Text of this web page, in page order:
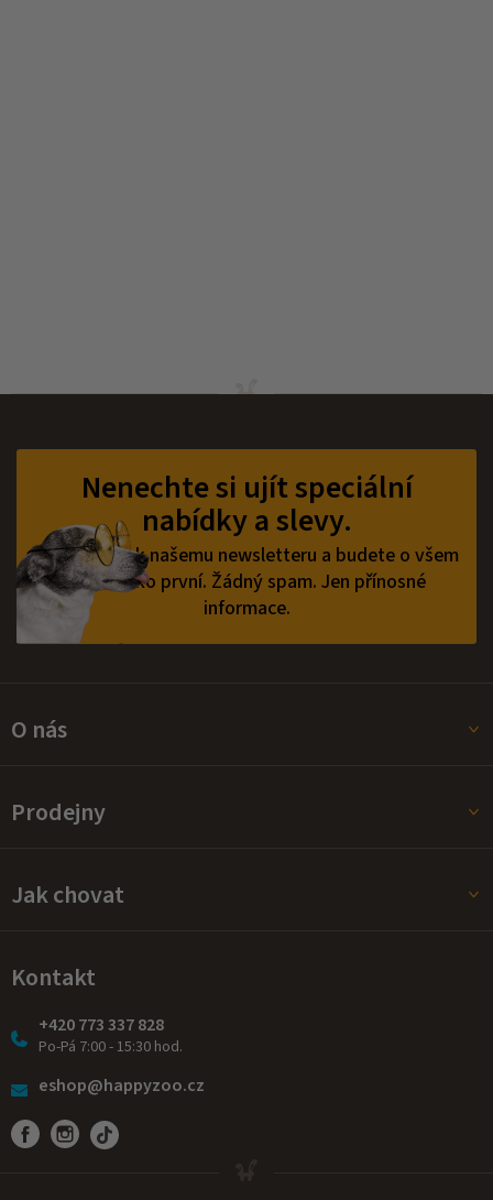
Nenechte si ujít speciální
nabídky a slevy.
Přihlaste se k našemu newsletteru a budete o všem
vědět jako první. Žádný spam. Jen přínosné
informace.
O nás
Prodejny
Jak chovat
Kontakt
+420 773 337 828
Po-Pá 7:00 - 15:30 hod.
eshop@happyzoo.cz